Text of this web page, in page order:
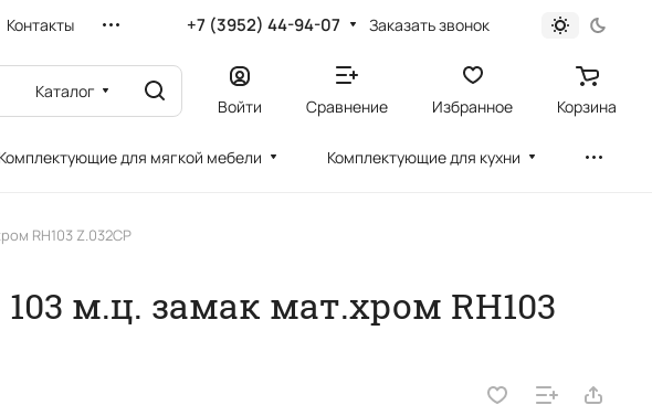
Контакты +7 (3952) 44-94-07 Заказать звонок
Каталог
Войти Сравнение Избранное Корзина
Комплектующие для мягкой мебели Комплектующие для кухни
RH103 Z.032СР
м.ц. замак мат.хром RH103